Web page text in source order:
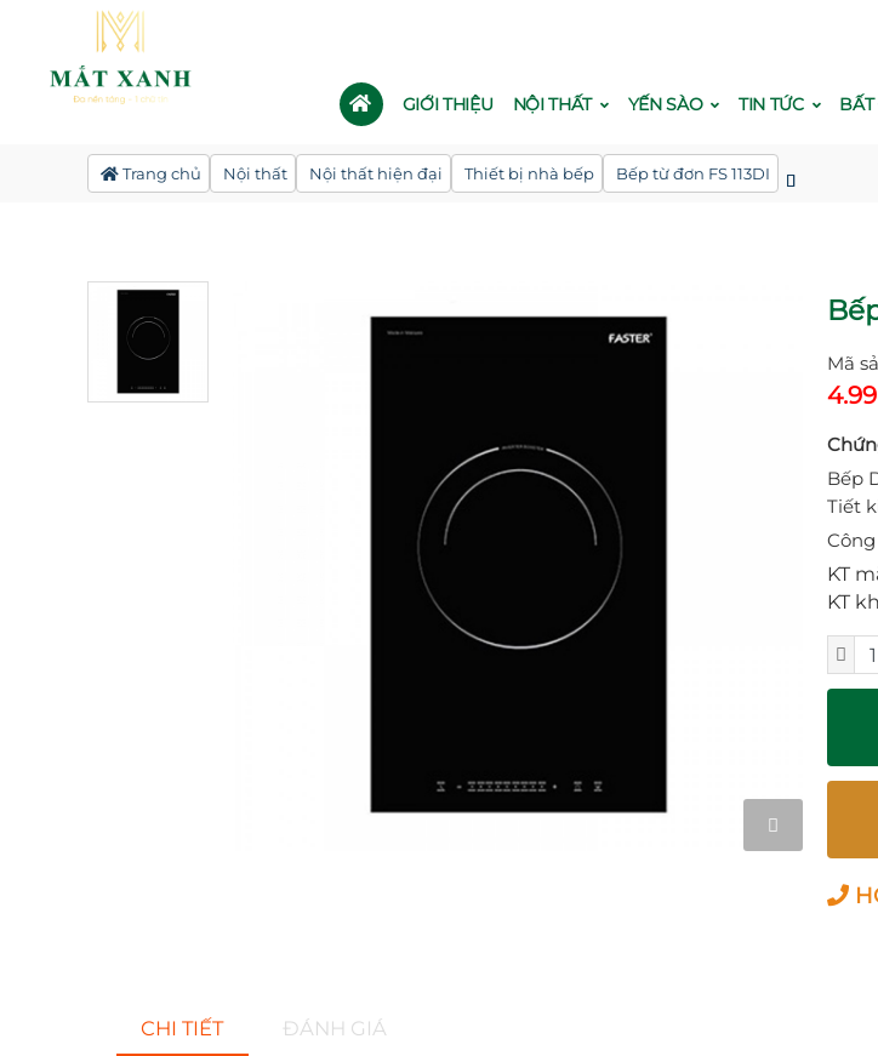
GIỚI THIỆU NỘI THẤT YẾN SÀO TIN TỨC
Trang chủ Nội thất Nội thất hiện đại Thiết bị nhà bếp Bếp từ đơn FS 113DI
Mã
Bếp
Tiết
KT
KT
CHI TIẾT ĐÁNH GIÁ